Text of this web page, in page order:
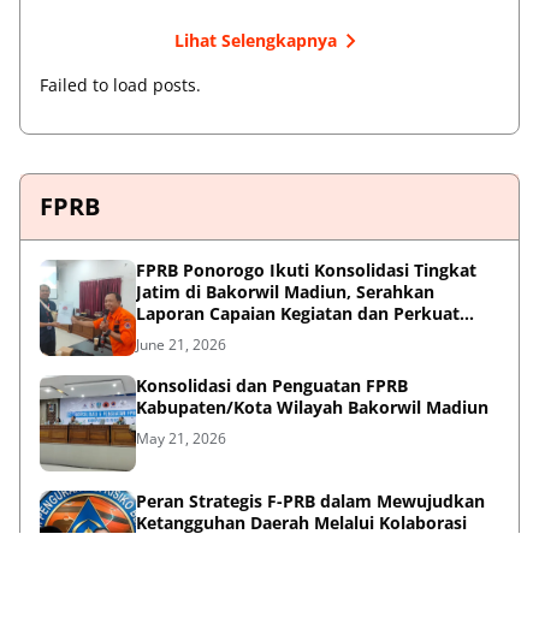
Lihat Selengkapnya
Failed to load posts.
FPRB
FPRB Ponorogo Ikuti Konsolidasi Tingkat
Jatim di Bakorwil Madiun, Serahkan
Laporan Capaian Kegiatan dan Perkuat
Sinergi Pentahelix
June 21, 2026
Konsolidasi dan Penguatan FPRB
Kabupaten/Kota Wilayah Bakorwil Madiun
May 21, 2026
Peran Strategis F-PRB dalam Mewujudkan
Ketangguhan Daerah Melalui Kolaborasi